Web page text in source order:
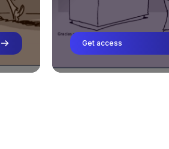
demás.
Severino Abad
Teacher
Get access